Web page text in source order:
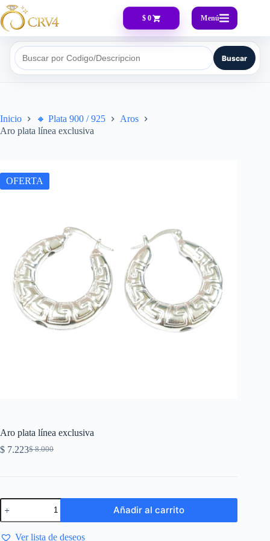
$ 0 Menú
Buscar por Codigo/Descripcion Buscar
Inicio 🔸​ Plata 900 / 925
Aros
Aro plata línea exclusiva
OFERTA
Aro plata línea exclusiva
$8.000
$ 7.223
Añadir al carrito
Ver lista de deseos